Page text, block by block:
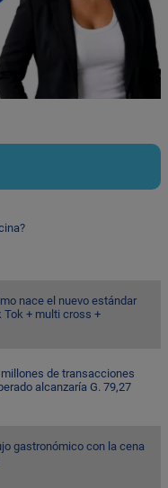
nace el nuevo estándar
Tok + multi cross +
de transacciones
alcanzaría G. 79,27
gastronómico con la cena